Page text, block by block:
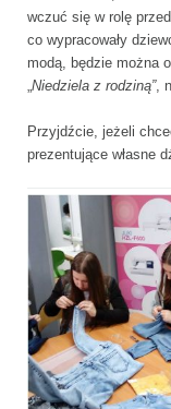
wczuć się w rolę
co wypracowały
modą, będzie można
„Niedziela z rodziną”,
Przyjdźcie, jeżeli
prezentujące własne